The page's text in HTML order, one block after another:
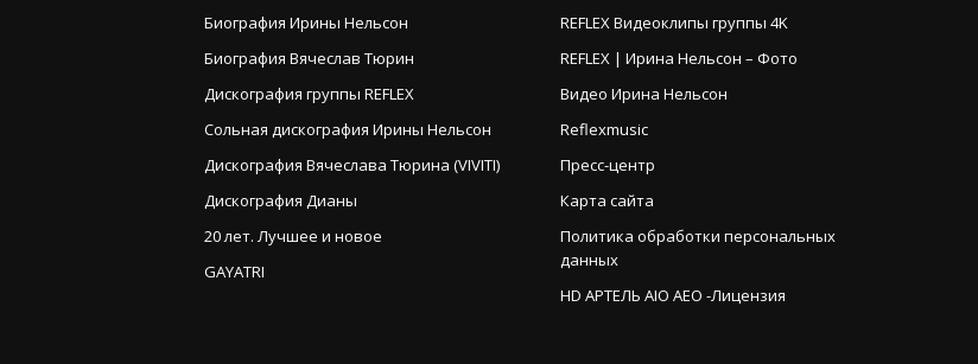
Биография Ирины Нельсон
Биография Вячеслав Тюрин
Дискография группы REFLEX
Сольная дискография Ирины Нельсон
Дискография Вячеслава Тюрина (VIVITI)
Дискография Дианы
20 лет. Лучшее и новое
GAYATRI
REFLEX Видеоклипы группы 4K
REFLEX | Ирина Нельсон – Фото
Видео Ирина Нельсон
Reflexmusic
Пресс-центр
Карта сайта
Политика обработки персональных
данных
HD АРТЕЛЬ AIO AEO -Лицензия